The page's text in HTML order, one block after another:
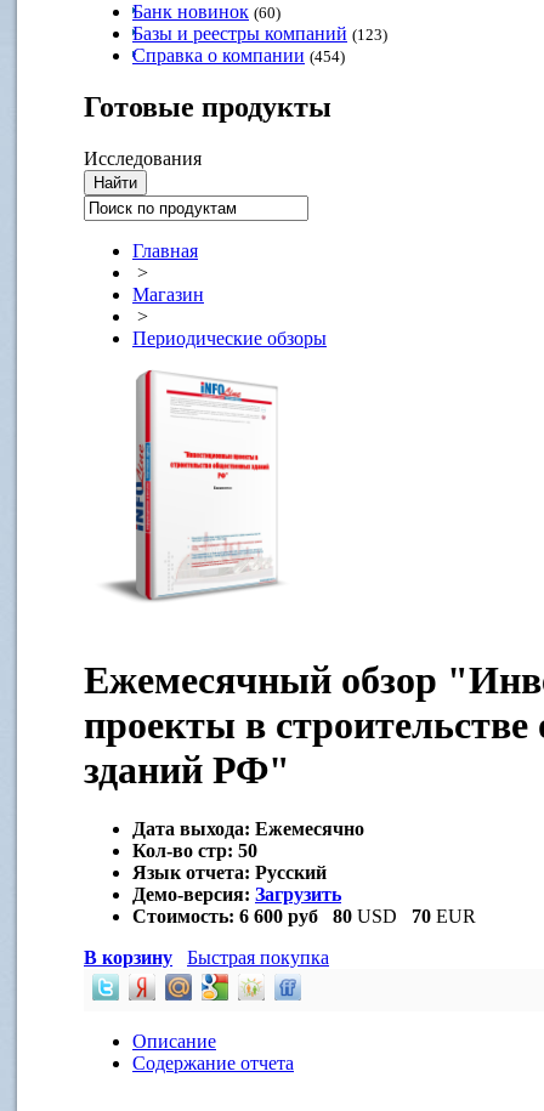
Банк новинок (60)
Базы и реестры компаний (123)
Справка о компании (454)
Готовые продукты
Исследования
Главная
>
Магазин
>
Периодические обзоры
Ежемесячный обзор
проекты в
зданий РФ"
Дата выхода: Ежемесячно
Кол-во стр: 50
Язык отчета: Русский
Демо-версия: Загрузить
Стоимость: 6 600 руб 80 USD 70 EUR
В корзину
Быстрая покупка
Описание
Содержание отчета